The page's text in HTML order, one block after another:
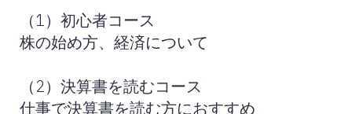
（1）初心者コース
株の始め方、経済について
（2）決算書を読むコース
仕事で決算書を読む方におすすめ